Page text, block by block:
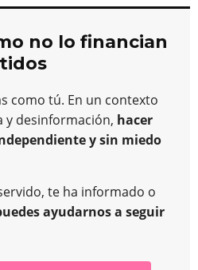
no lo financian
como tú. En un contexto
y desinformación, hacer
y sin miedo
te ha informado o
ayudarnos a seguir